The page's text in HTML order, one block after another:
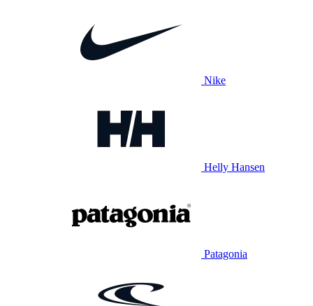
Nike
Helly Hansen
Patagonia